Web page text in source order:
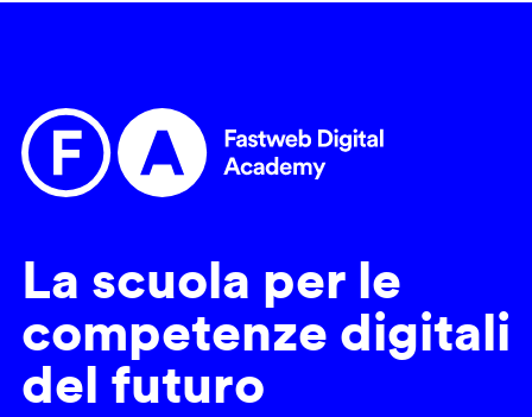
La scuola per le
competenze digitali
del futuro